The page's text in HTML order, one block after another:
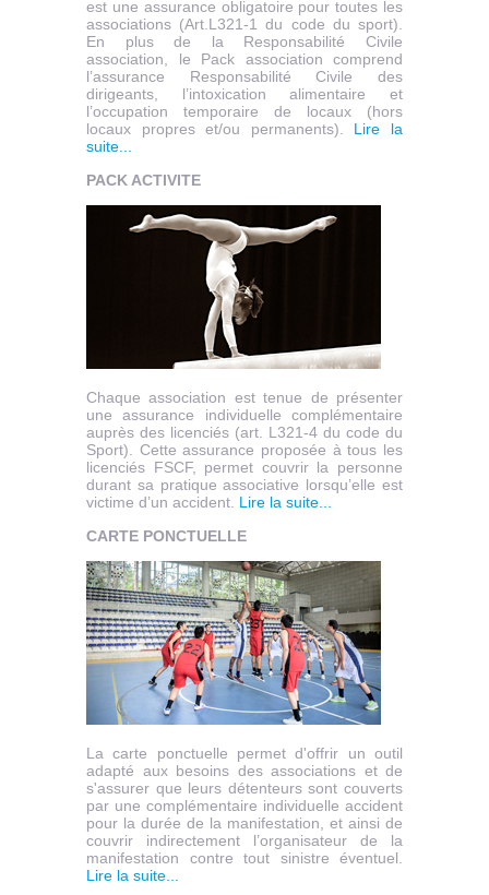
est une assurance obligatoire pour toutes les
associations (Art.L321-1 du code du sport).
En plus de la Responsabilité Civile
association, le Pack association comprend
l’assurance Responsabilité Civile des
dirigeants, l’intoxication alimentaire et
l’occupation temporaire de locaux (hors
locaux propres et/ou permanents). Lire la
suite...
PACK ACTIVITE
Chaque association est tenue de présenter
une assurance individuelle complémentaire
auprès des licenciés (art. L321-4 du code du
Sport). Cette assurance proposée à tous les
licenciés FSCF, permet couvrir la personne
durant sa pratique associative lorsqu’elle est
victime d’un accident. Lire la suite...
CARTE PONCTUELLE
La carte ponctuelle permet d'offrir un outil
adapté aux besoins des associations et de
s'assurer que leurs détenteurs sont couverts
par une complémentaire individuelle accident
pour la durée de la manifestation, et ainsi de
couvrir indirectement l’organisateur de la
manifestation contre tout sinistre éventuel.
Lire la suite...